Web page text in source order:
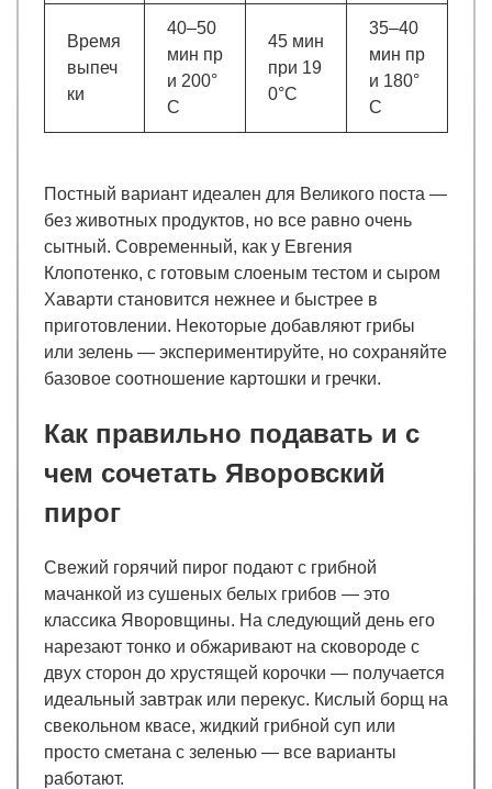
Время
выпеч
ки
40–50
мин пр
и 200°
C
45 мин
при 19
0°C
35–40
мин пр
и 180°
C
Постный вариант идеален для Великого поста —
без животных продуктов, но все равно очень
сытный. Современный, как у Евгения
Клопотенко, с готовым слоеным тестом и сыром
Хаварти становится нежнее и быстрее в
приготовлении. Некоторые добавляют грибы
или зелень — экспериментируйте, но сохраняйте
базовое соотношение картошки и гречки.
Как правильно подавать и с
чем сочетать Яворовский
пирог
Свежий горячий пирог подают с грибной
мачанкой из сушеных белых грибов — это
классика Яворовщины. На следующий день его
нарезают тонко и обжаривают на сковороде с
двух сторон до хрустящей корочки — получается
идеальный завтрак или перекус. Кислый борщ на
свекольном квасе, жидкий грибной суп или
просто сметана с зеленью — все варианты
работают.